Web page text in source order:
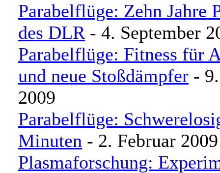
Parabelflüge: Zehn Jahre
des DLR - 4. September
Parabelflüge: Fitness für
und neue Stoßdämpfer -
2009
Parabelflüge:
Minuten - 2. Februar 2009
Plasmaforschung: